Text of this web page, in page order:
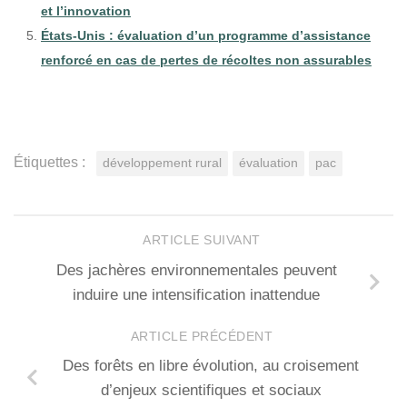
et l’innovation
États-Unis : évaluation d’un programme d’assistance
renforcé en cas de pertes de récoltes non assurables
Étiquettes : développement rural évaluation pac
ARTICLE SUIVANT
Des jachères environnementales peuvent
induire une intensification inattendue
ARTICLE PRÉCÉDENT
Des forêts en libre évolution, au croisement
d’enjeux scientifiques et sociaux